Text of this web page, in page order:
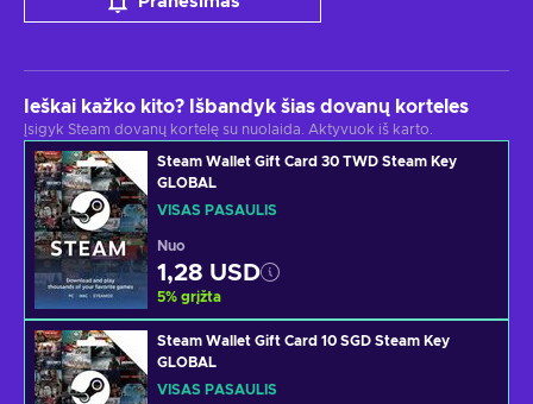
Ieškai kažko kito? Išbandyk šias dovanų korteles
Įsigyk Steam dovanų kortelę su nuolaida. Aktyvuok iš karto.
Steam Wallet Gift Card 30 TWD Steam Key
GLOBAL
VISAS PASAULIS
Nuo
1,28 USD
5% grįžta
Steam Wallet Gift Card 10 SGD Steam Key
GLOBAL
VISAS PASAULIS